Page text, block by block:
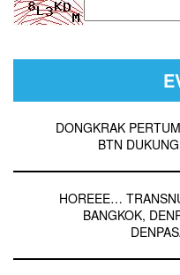
DONGKRAK
BTN
HOREEE…
BANGKOK,